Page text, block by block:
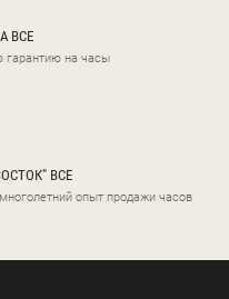
ВСЕ
гарантию на часы
ВСЕ
опыт продажи часов